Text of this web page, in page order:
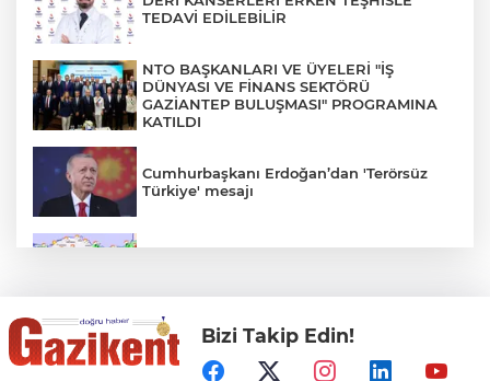
TEDAVİ EDİLEBİLİR
NTO BAŞKANLARI VE ÜYELERİ "İŞ
DÜNYASI VE FİNANS SEKTÖRÜ
GAZİANTEP BULUŞMASI" PROGRAMINA
KATILDI
Cumhurbaşkanı Erdoğan’dan 'Terörsüz
Türkiye' mesajı
Gaziantep Üniversitesi Elektrik-Elektronik
Mühendisliği: Teknolojinin ve Enerjinin
Geleceğine Yön Veren Eğitim
Bizi Takip Edin!